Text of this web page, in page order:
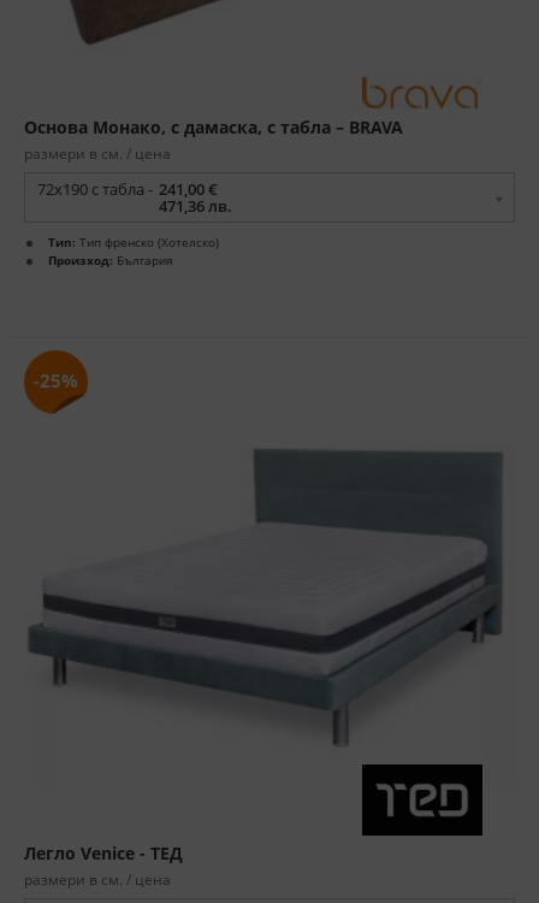
Основа Монако, с дамаска, с табла – BRAVA
размери в см. / цена
72x190 с табла - 241,00 €
471,36 лв.
Тип: Тип френско (Хотелско)
Произход: България
-25%
Легло Venice - ТЕД
размери в см. / цена